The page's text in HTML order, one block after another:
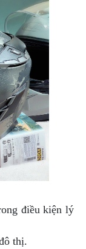
điều kiện lý
thị.